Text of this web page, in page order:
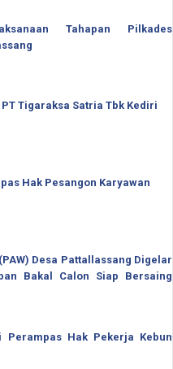
Tahapan Pilkades
Tigaraksa Satria Tbk Kediri
Hak Pesangon Karyawan
Desa Pattallassang Digelar
Bakal Calon Siap Bersaing
Perampas Hak Pekerja Kebun